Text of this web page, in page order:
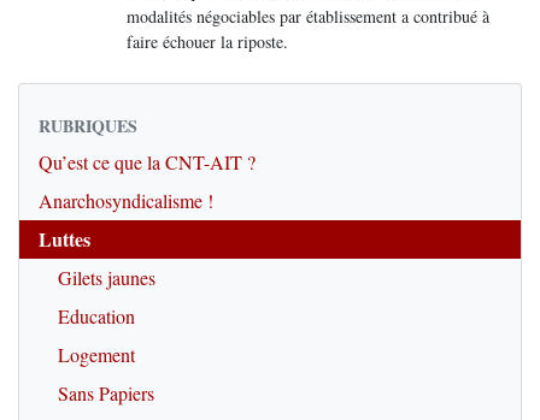
modalités négociables par établissement a contribué à
faire échouer la riposte.
RUBRIQUES
Qu’est ce que la CNT-AIT ?
Anarchosyndicalisme !
Luttes
Gilets jaunes
Education
Logement
Sans Papiers